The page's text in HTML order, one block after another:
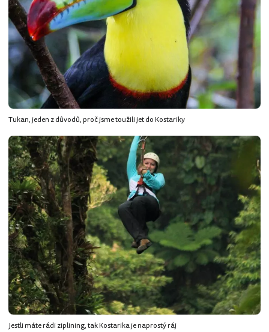
Tukan, jeden z důvodů, proč jsme toužili jet do Kostariky
Jestli máte rádi ziplining, tak Kostarika je naprostý ráj